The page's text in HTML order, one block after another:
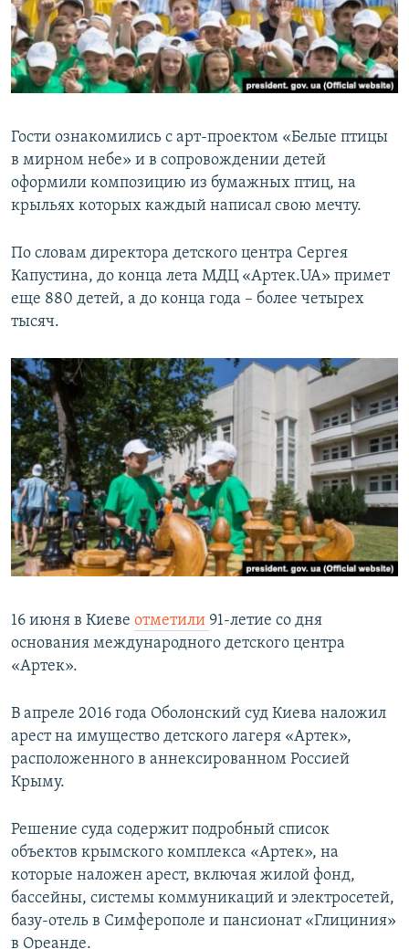
Гости ознакомились с арт-проектом «Белые птицы
в мирном небе» и в сопровождении детей
оформили композицию из бумажных птиц, на
крыльях которых каждый написал свою мечту.
По словам директора детского центра Сергея
Капустина, до конца лета МДЦ «Артек.UA» примет
еще 880 детей, а до конца года – более четырех
тысяч.
16 июня в Киеве отметили 91-летие со дня
основания международного детского центра
«Артек».
В апреле 2016 года Оболонский суд Киева наложил
арест на имущество детского лагеря «Артек»,
расположенного в аннексированном Россией
Крыму.
Решение суда содержит подробный список
объектов крымского комплекса «Артек», на
которые наложен арест, включая жилой фонд,
бассейны, системы коммуникаций и электросетей,
базу-отель в Симферополе и пансионат «Глициния»
в Ореанде.